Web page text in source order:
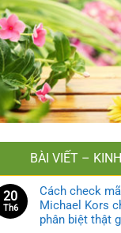
BÀI VIẾT –
20
Th6
Cách check
Michael Kors
phân biệt thật